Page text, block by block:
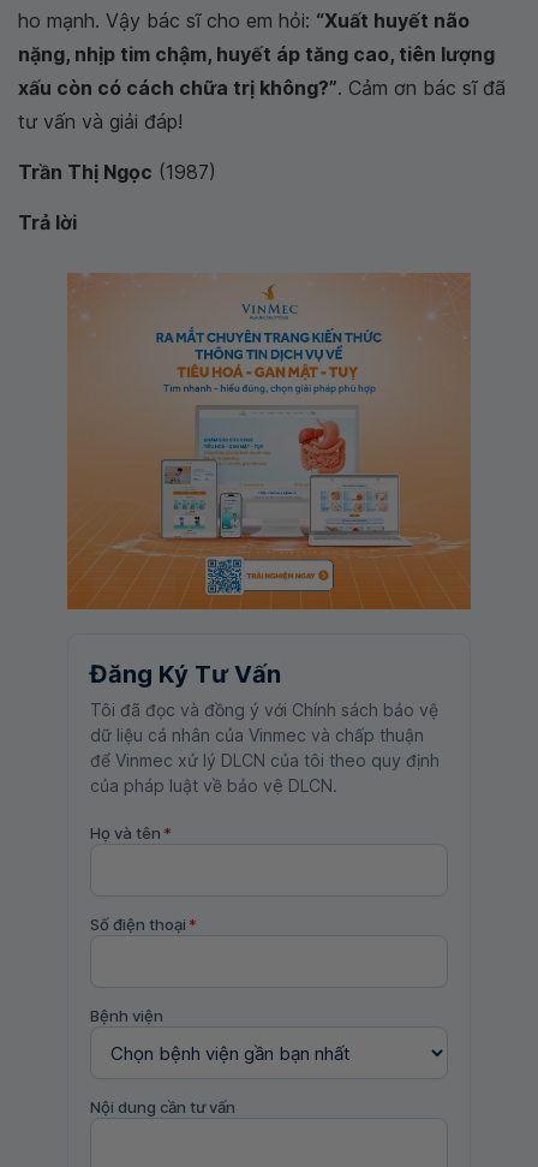
ho mạnh. Vậy bác sĩ cho em hỏi: “Xuất huyết não
nặng, nhịp tim chậm, huyết áp tăng cao, tiên lượng
xấu còn có cách chữa trị không?”. Cảm ơn bác sĩ đã
tư vấn và giải đáp!
Trần Thị Ngọc (1987)
Trả lời
Đăng Ký Tư Vấn
Tôi đã đọc và đồng ý với Chính sách bảo vệ
dữ liệu cá nhân của Vinmec và chấp thuận
để Vinmec xử lý DLCN của tôi theo quy định
của pháp luật về bảo vệ DLCN.
Họ và tên *
Số điện thoại *
Bệnh viện
Nội dung cần tư vấn